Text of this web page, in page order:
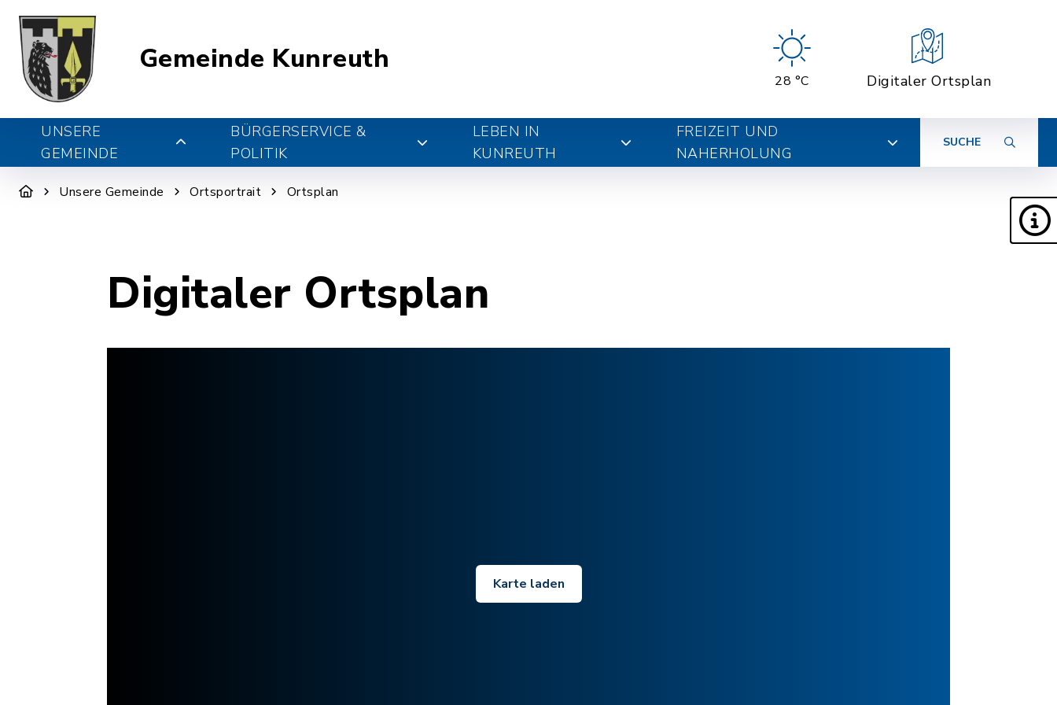
Gemeinde Kunreuth
28 °C Digitaler Ortsplan
UNSERE
GEMEINDE
BÜRGERSERVICE &
POLITIK
LEBEN IN
KUNREUTH
FREIZEIT UND
NAHERHOLUNG
SUCHE
Unsere Gemeinde Ortsportrait Ortsplan
Digitaler Ortsplan
Karte laden